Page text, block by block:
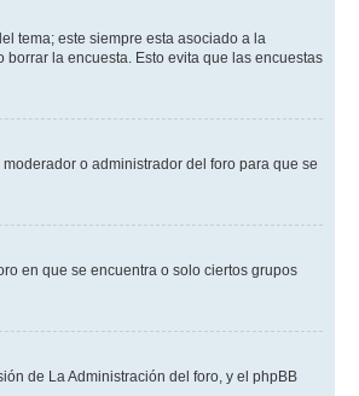
tema; este siempre esta asociado a la
la encuesta. Esto evita que las encuestas
o administrador del foro para que se
en que se encuentra o solo ciertos grupos
de La Administración del foro, y el phpBB